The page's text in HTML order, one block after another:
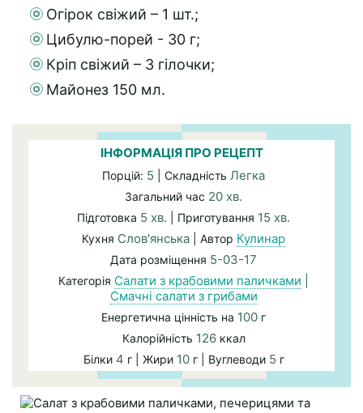
Огірок свіжий – 1 шт.;
Цибулю-порей - 30 г;
Кріп свіжий – 3 гілочки;
Майонез 150 мл.
ІНФОРМАЦІЯ ПРО РЕЦЕПТ
Порцій: 5 | Складність Легка
Загальний час 20 хв.
Підготовка 5 хв. | Приготування 15 хв.
Кухня Слов'янська | Автор Кулинар
Дата розміщення 5-03-17
Категорія Салати з крабовими паличками
Смачні салати з грибами
Енергетична цінність на 100 г
Калорійність 126ккал
Білки 4 г | Жири 10г | Вуглеводи 5 г